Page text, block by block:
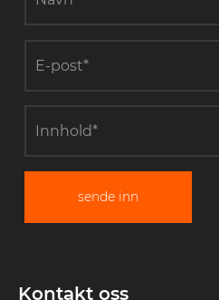
sende inn
Kontakt oss